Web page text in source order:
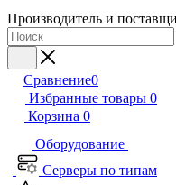
Производитель и
Сравнение0
Избранные товары 0
Корзина 0
Оборудование
Серверы по типам